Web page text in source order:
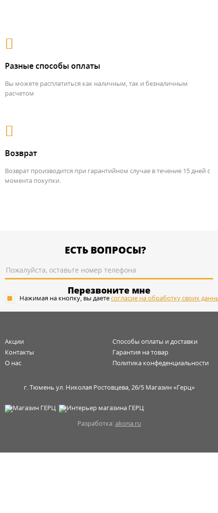
Разные способы оплаты
Вы можете расплатиться как наличным, так и безналичным
расчетом
Возврат
Возврат производится при гарантийном случае в течение 15 дней с
момента покупки.
ЕСТЬ ВОПРОСЫ?
Перезвоните мне
Нажимая на кнопку, вы даетесогласие на обработку своих
Акции
Контакты
О нас
Способы оплаты и доставки
Гарантия на товар
Политика конфеденциальности
г. Тюмень ул. Николая Ростовцева, 26/5 Магазин «Герц»
Разработка:akona.ru